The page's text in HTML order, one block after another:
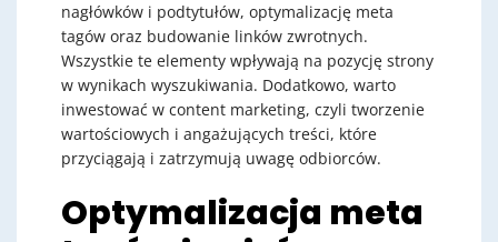
nagłówków i podtytułów, optymalizację meta
tagów oraz budowanie linków zwrotnych.
Wszystkie te elementy wpływają na pozycję strony
w wynikach wyszukiwania. Dodatkowo, warto
inwestować w content marketing, czyli tworzenie
wartościowych i angażujących treści, które
przyciągają i zatrzymują uwagę odbiorców.
Optymalizacja meta